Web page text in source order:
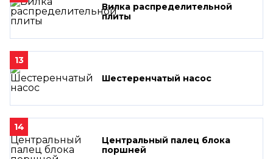
Вилка распределительной
плиты
13
Шестеренчатый насос
14
Центральный палец блока
поршней